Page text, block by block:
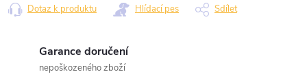
Dotaz k produktu Hlídací pes Sdílet
Garance doručení
nepoškozeného zboží